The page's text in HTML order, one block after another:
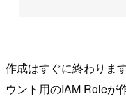
作成はすぐに終わりま
ウント用のIAM Roleが